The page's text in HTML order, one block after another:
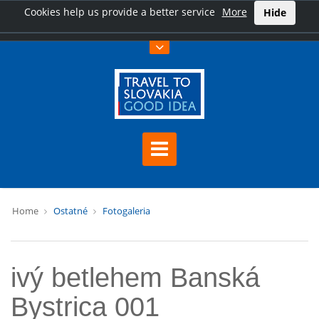
Cookies help us provide a better service More Hide
Home Ostatné Fotogaleria
ivý betlehem Banská
Bystrica 001